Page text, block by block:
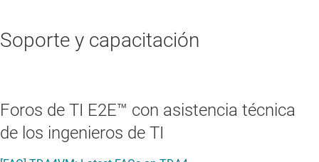
Soporte y capacitación
Foros de TI E2E™ con asistencia técnica
de los ingenieros de TI